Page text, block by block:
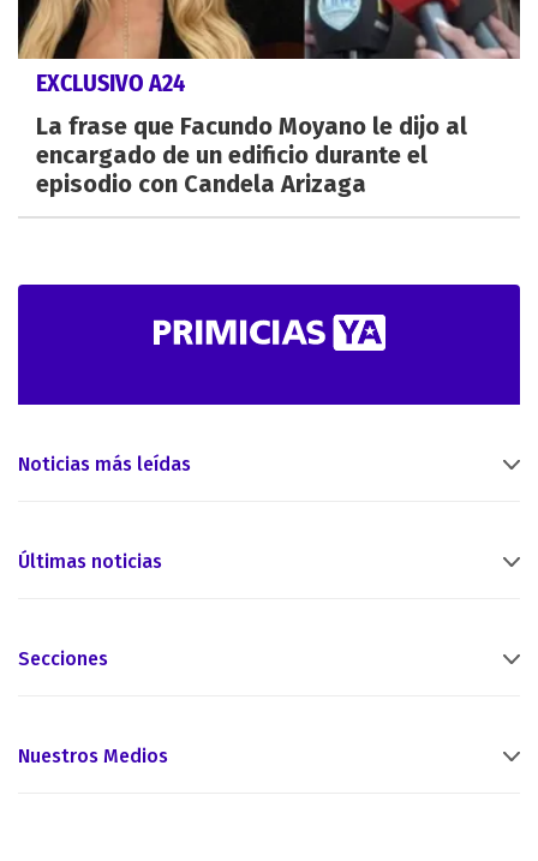
EXCLUSIVO A24
La frase que Facundo Moyano le dijo al
encargado de un edificio durante el
episodio con Candela Arizaga
Noticias más leídas
Últimas noticias
Secciones
Nuestros Medios